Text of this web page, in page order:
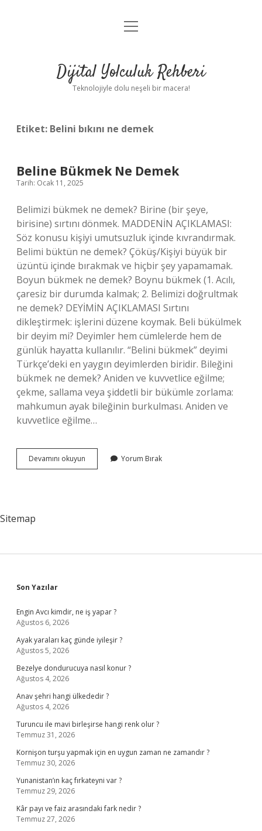
Anasayfa
Yasal Uyarı
menüyü
Dijital Yolculuk Rehberi
Teknolojiyle dolu neşeli bir macera!
Etiket: Belini bıkını ne demek
Beline Bükmek Ne Demek
Tarih: Ocak 11, 2025
Belimizi bükmek ne demek? Birine (bir şeye,
birisine) sırtını dönmek. MADDENİN AÇIKLAMASI:
Söz konusu kişiyi umutsuzluk içinde kıvrandırmak.
Belimi büktün ne demek? Çöküş/Kişiyi büyük bir
üzüntü içinde bırakmak ve hiçbir şey yapamamak.
Boyun bükmek ne demek? Boynu bükmek (1. Acılı,
çaresiz bir durumda kalmak; 2. Belimizi doğrultmak
ne demek? DEYİMİN AÇIKLAMASI Sırtını
dikleştirmek: işlerini düzene koymak. Beli bükülmek
bir deyim mi? Deyimler hem cümlelerde hem de
günlük hayatta kullanılır. “Belini bükmek” deyimi
Türkçe’deki en yaygın deyimlerden biridir. Bileğini
bükmek ne demek? Aniden ve kuvvetlice eğilme;
çekme, sallama veya şiddetli bir bükümle zorlama:
mahkumun ayak bileğinin burkulması. Aniden ve
kuvvetlice eğilme…
Devamını okuyun
Bükmek
Yorum Bırak
Sitemap
Sidebar
Son Yazılar
Engin Avcı kimdir, ne iş yapar ?
Ağustos 6, 2026
Ayak yaraları kaç günde iyileşir ?
Ağustos 5, 2026
Bezelye dondurucuya nasıl konur ?
Ağustos 4, 2026
Anav şehri hangi ülkededir ?
Ağustos 4, 2026
Turuncu ile mavi birleşirse hangi renk olur ?
Temmuz 31, 2026
Kornişon turşu yapmak için en uygun zaman ne zamandır ?
Temmuz 30, 2026
Yunanistan’ın kaç fırkateyni var ?
Temmuz 29, 2026
Kâr payı ve faiz arasındaki fark nedir ?
Temmuz 27, 2026